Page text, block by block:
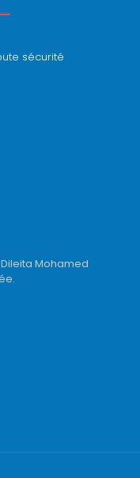
sécurité
Mohamed